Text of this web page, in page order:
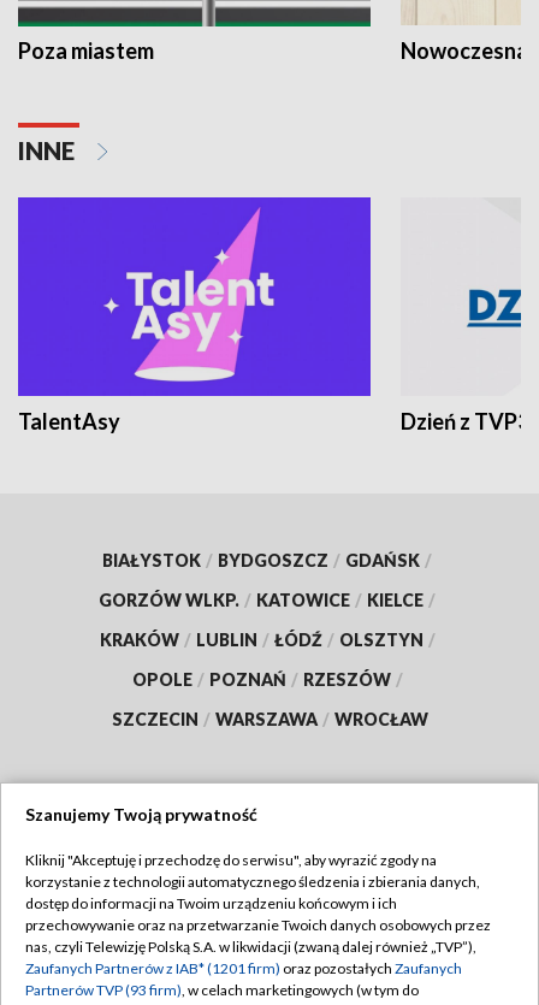
Poza miastem Nowoczesna
INNE
TalentAsy Dzień z TVP3
BIAŁYSTOK / BYDGOSZCZ / GDAŃSK /
GORZÓW WLKP. / KATOWICE / KIELCE /
KRAKÓW / LUBLIN / ŁÓDŹ / OLSZTYN /
OPOLE / POZNAŃ / RZESZÓW /
SZCZECIN / WARSZAWA / WROCŁAW
TVP
Abonament TVP
Emisja w TVP
Regulamin TVP
Polityka prywatności
Szanujemy Twoją prywatność
Kliknij "Akceptuję i przechodzę do serwisu", aby wyrazić zgody na
korzystanie z technologii automatycznego śledzenia i zbierania danych,
dostęp do informacji na Twoim urządzeniu końcowym i ich
przechowywanie oraz na przetwarzanie Twoich danych osobowych przez
nas, czyli Telewizję Polską S.A. w likwidacji (zwaną dalej również „TVP”),
Zaufanych Partnerów z IAB* (1201 firm) oraz pozostałych Zaufanych
Partnerów TVP (93 firm), w celach marketingowych (w tym do